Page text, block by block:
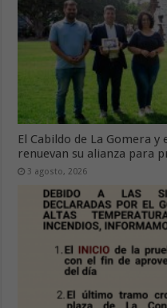
El Cabildo de La Gomera y
renuevan su alianza para
3 agosto, 2026